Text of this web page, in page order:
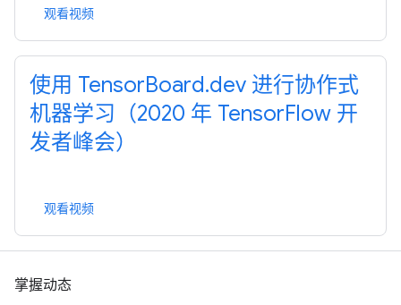
观看视频
使用 TensorBoard.dev 进行协作式
机器学习（2020 年 TensorFlow 开
发者峰会）
观看视频
掌握动态